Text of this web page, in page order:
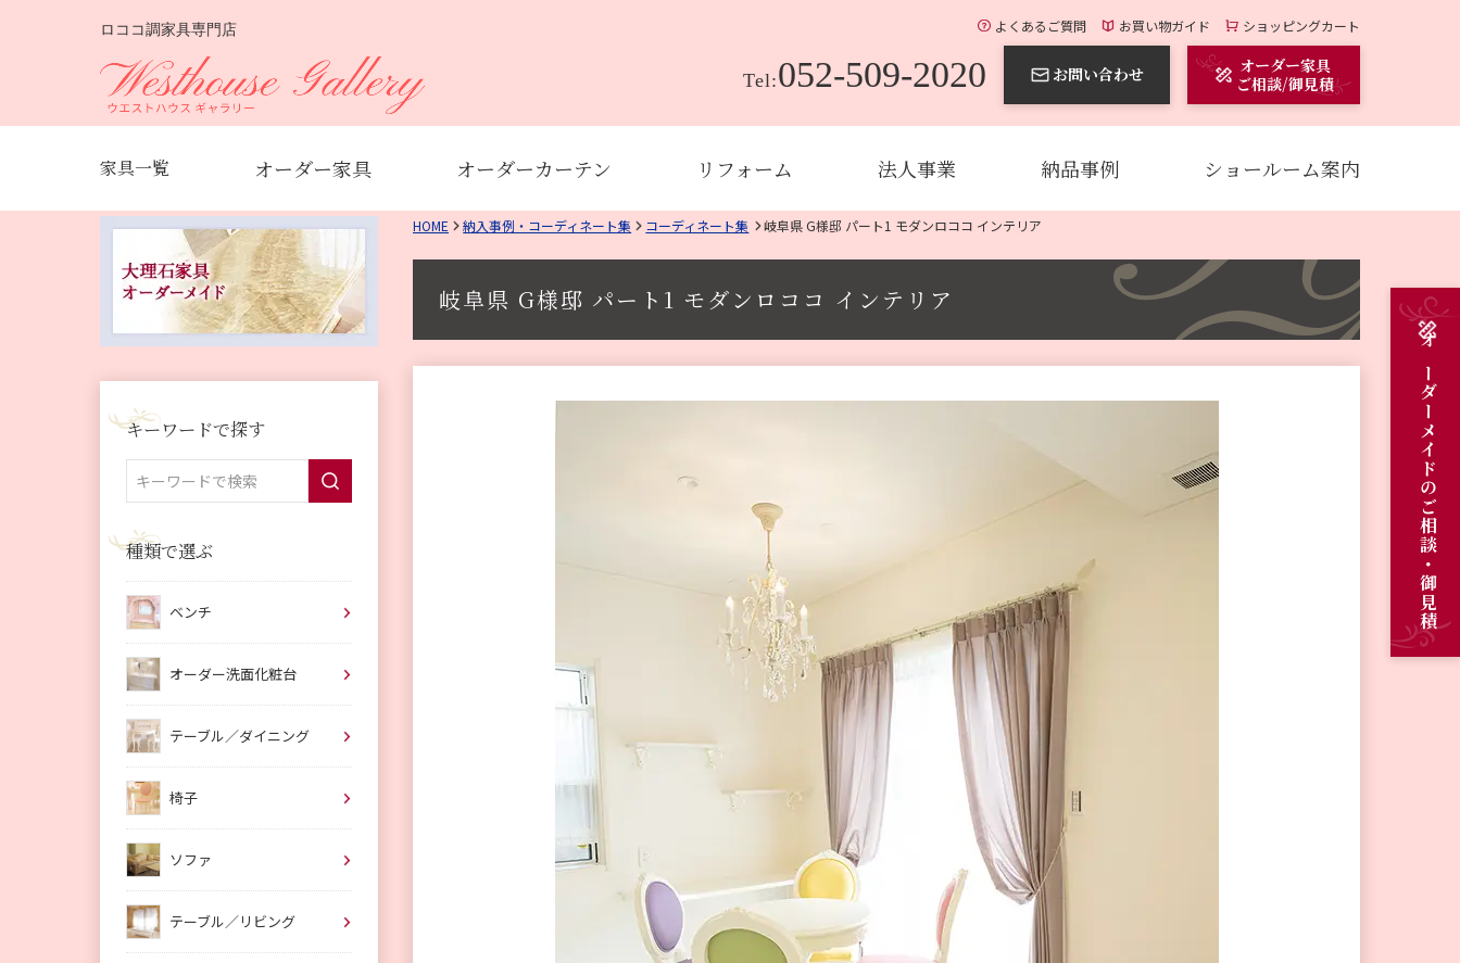
よくあるご質問 お買い物ガイド ショッピングカート
ロココ調家具専門店
Tel:052-509-2020 お問い合わせ
オーダー家具
ご相談/御見積
家具一覧 オーダー家具 オーダーカーテン リフォーム 法人事業 納品事例 ショールーム案内
オーダーメイドのご相談・御見積
HOME 納入事例・コーディネート集 コーディネート集 岐阜県 G様邸 パート1 モダンロココ インテリア
岐阜県 G様邸 パート1 モダンロココ インテリア
キーワードで探す
種類で選ぶ
ベンチ
オーダー洗面化粧台
テーブル／ダイニング
椅子
ソファ
テーブル／リビング